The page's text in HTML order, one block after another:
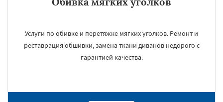
Услуги по обивке и перетяжке мягких уголков. Ремонт и
реставрация обшивки, замена ткани диванов недорого с
гарантией качества.